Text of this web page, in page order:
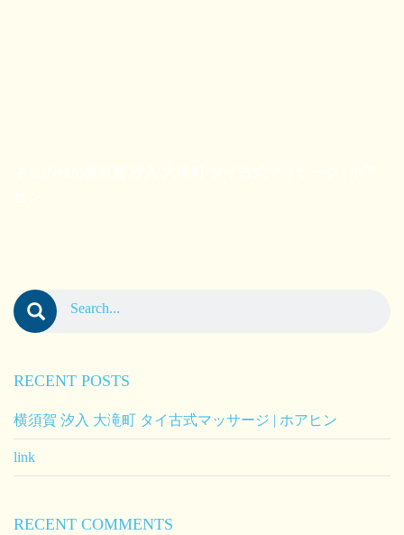
RECENT POSTS
横須賀 汐入 大滝町 タイ古式マッサージ | ホアヒン
link
RECENT COMMENTS